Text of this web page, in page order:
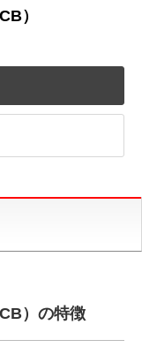
）
）の特徴